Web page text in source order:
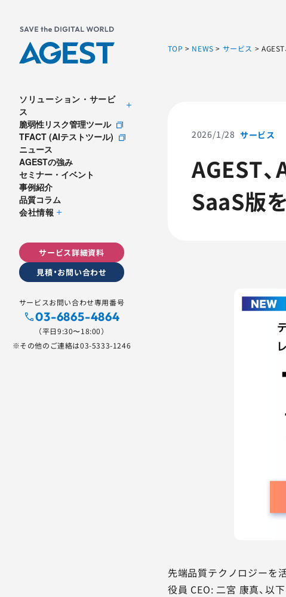
ソリューション・サービ
ス
脆弱性リスク管理ツール
TFACT (AIテストツール)
ニュース
AGESTの強み
セミナー・イベント
事例紹介
品質コラム
会社情報
サービス詳細資料
見積・お問い合わせ
サービスお問い合わせ専用番号
03-6865-4864
（平日9:30〜18:00）
※その他のご連絡は03-5333-1246
TOP > NEWS > サービス >
2026/1/28 サービス
AGEST
SaaS版
先端品質テクノロジーを
役員 CEO: 二宮 康真、以